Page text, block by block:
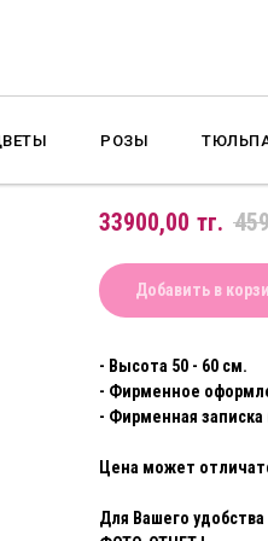
РОЗЫ
33900,00 тг.
Добавить в
- Высота 50 - 60 см.
- Фирменное
- Фирменная
Цена может
Для Вашего